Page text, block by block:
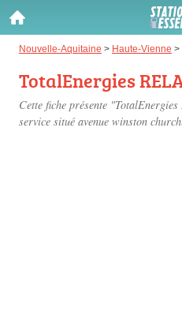
Nouvelle-Aquitaine > Haute-Vienne >
TotalEnergies
Cette fiche présente
service situé avenue winston
Gazole :
Disponible
SP 98 :